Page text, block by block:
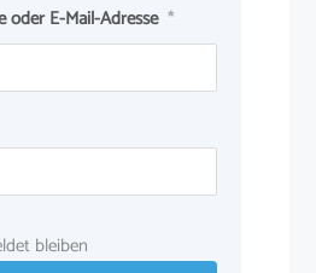
oder E-Mail-Adresse *
bleiben